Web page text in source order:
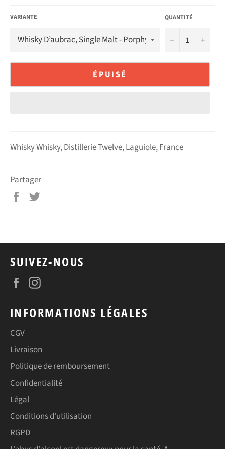
VARIANTE QUANTITÉ
− +
ÉPUISÉ
Whisky Whisky, Distillerie Twelve, Laguiole, France
Partager
Partager
SUIVEZ-NOUS
Facebook
INFORMATIONS LÉGALES
CGV
Livraison
Politique de remboursement
Confidentialité
Légal
Conditions d'utilisation
RGPD